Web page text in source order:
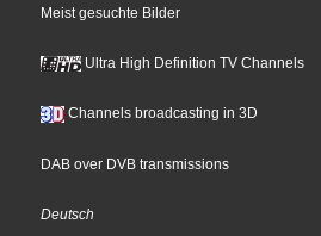
Meist gesuchte Bilder
Ultra High Definition TV Channels
Channels broadcasting in 3D
DAB over DVB transmissions
Deutsch